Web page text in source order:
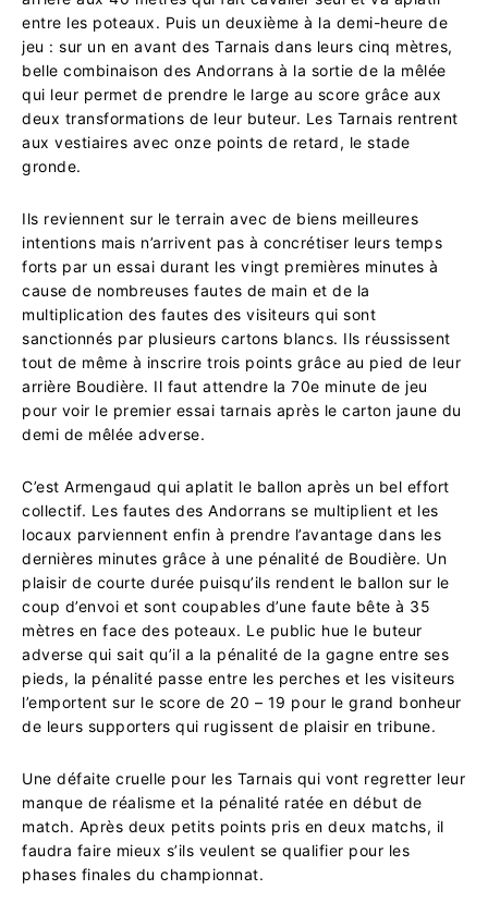
entre les poteaux. Puis un deuxième à la demi-heure de
jeu : sur un en avant des Tarnais dans leurs cinq mètres,
belle combinaison des Andorrans à la sortie de la mêlée
qui leur permet de prendre le large au score grâce aux
deux transformations de leur buteur. Les Tarnais rentrent
aux vestiaires avec onze points de retard, le stade
gronde.
Ils reviennent sur le terrain avec de biens meilleures
intentions mais n’arrivent pas à concrétiser leurs temps
forts par un essai durant les vingt premières minutes à
cause de nombreuses fautes de main et de la
multiplication des fautes des visiteurs qui sont
sanctionnés par plusieurs cartons blancs. Ils réussissent
tout de même à inscrire trois points grâce au pied de leur
arrière Boudière. Il faut attendre la 70e minute de jeu
pour voir le premier essai tarnais après le carton jaune du
demi de mêlée adverse.
C’est Armengaud qui aplatit le ballon après un bel effort
collectif. Les fautes des Andorrans se multiplient et les
locaux parviennent enfin à prendre l’avantage dans les
dernières minutes grâce à une pénalité de Boudière. Un
plaisir de courte durée puisqu’ils rendent le ballon sur le
coup d’envoi et sont coupables d’une faute bête à 35
mètres en face des poteaux. Le public hue le buteur
adverse qui sait qu’il a la pénalité de la gagne entre ses
pieds, la pénalité passe entre les perches et les visiteurs
l’emportent sur le score de 20 – 19 pour le grand bonheur
de leurs supporters qui rugissent de plaisir en tribune.
Une défaite cruelle pour les Tarnais qui vont regretter leur
manque de réalisme et la pénalité ratée en début de
match. Après deux petits points pris en deux matchs, il
faudra faire mieux s’ils veulent se qualifier pour les
phases finales du championnat.